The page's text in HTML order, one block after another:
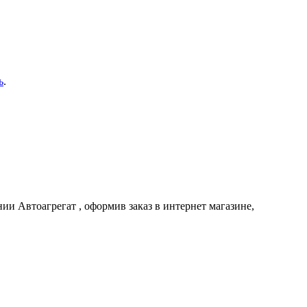
.
Автоагрегат , оформив заказ в интернет магазине,